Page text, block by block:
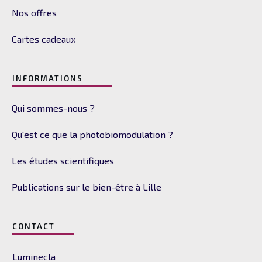
Nos offres
Cartes cadeaux
INFORMATIONS
Qui sommes-nous ?
Qu'est ce que la photobiomodulation ?
Les études scientifiques
Publications sur le bien-être à Lille
CONTACT
Luminecla